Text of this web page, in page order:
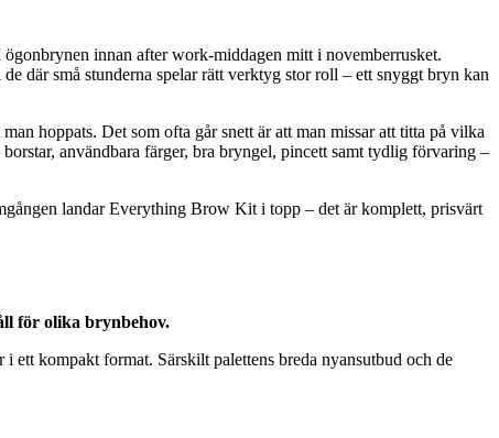
innan after work-middagen mitt i novemberrusket.
där små stunderna spelar rätt verktyg stor roll – ett snyggt bryn kan
hoppats. Det som ofta går snett är att man missar att titta på vilka
användbara färger, bra bryngel, pincett samt tydlig förvaring –
landar Everything Brow Kit i topp – det är komplett, prisvärt
för olika brynbehov.
ett kompakt format. Särskilt palettens breda nyansutbud och de